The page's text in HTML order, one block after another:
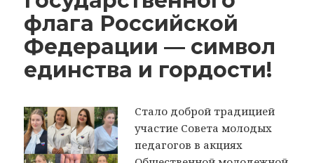
флага Российской
Федерации — символ
единства и гордости!
Стало доброй традицией
участие Совета молодых
педагогов в акциях